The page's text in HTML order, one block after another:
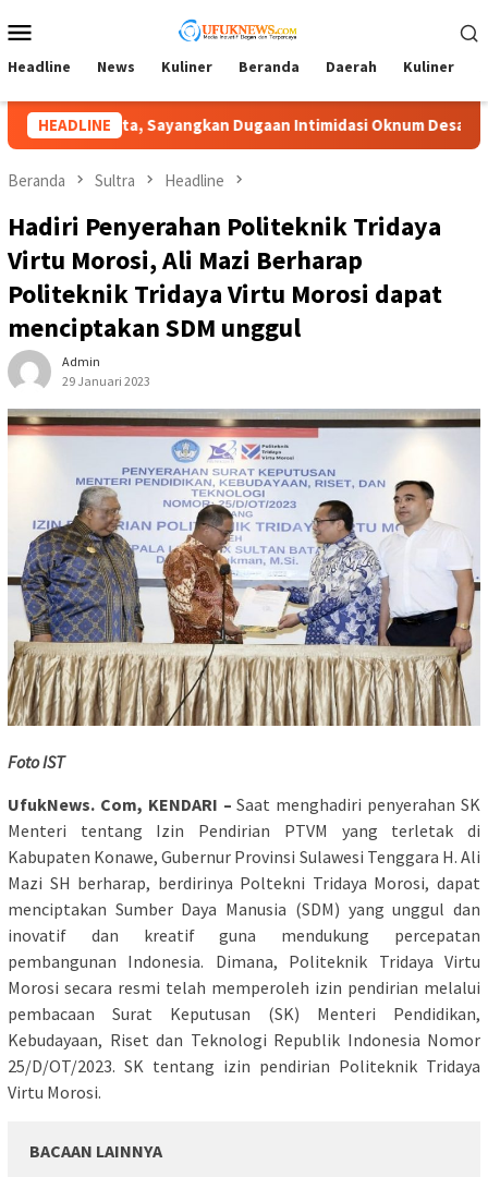
ke
kontenMobile
Headline News Kuliner Beranda Daerah Kuliner
HEADLINE
Oknum Desa Lambat Tangani Aduan Penyerobotan
Beranda Sultra Headline
Hadiri Penyerahan Politeknik Tridaya
Virtu Morosi, Ali Mazi Berharap
Politeknik Tridaya Virtu Morosi dapat
menciptakan SDM unggul
Admin
29 Januari 2023
Foto IST
UfukNews. Com, KENDARI – Saat menghadiri penyerahan SK
Menteri tentang Izin Pendirian PTVM yang terletak di
Kabupaten Konawe, Gubernur Provinsi Sulawesi Tenggara H. Ali
Mazi SH berharap, berdirinya Poltekni Tridaya Morosi, dapat
menciptakan Sumber Daya Manusia (SDM) yang unggul dan
inovatif dan kreatif guna mendukung percepatan
pembangunan Indonesia. Dimana, Politeknik Tridaya Virtu
Morosi secara resmi telah memperoleh izin pendirian melalui
pembacaan Surat Keputusan (SK) Menteri Pendidikan,
Kebudayaan, Riset dan Teknologi Republik Indonesia Nomor
25/D/OT/2023. SK tentang izin pendirian Politeknik Tridaya
Virtu Morosi.
BACAAN LAINNYA